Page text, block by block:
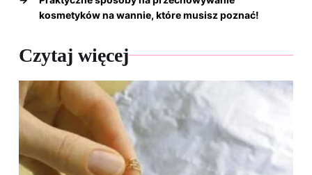
kosmetyków na wannie, które musisz poznać!
Czytaj więcej